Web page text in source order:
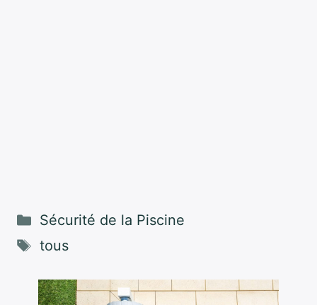
Catégories
Sécurité de la Piscine
Étiquettes
tous